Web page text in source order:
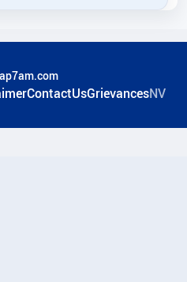
ContactUsGrievancesNV